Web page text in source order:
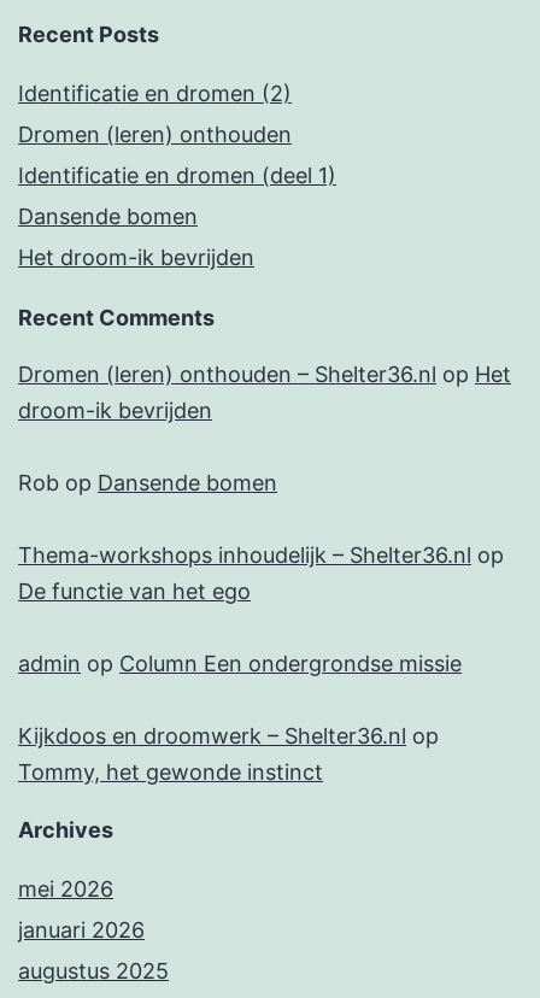
Recent Posts
Identificatie en dromen (2)
Dromen (leren) onthouden
Identificatie en dromen (deel 1)
Dansende bomen
Het droom-ik bevrijden
Recent Comments
Dromen (leren) onthouden – Shelter36.nl op Het
droom-ik bevrijden
Rob op Dansende bomen
Thema-workshops inhoudelijk – Shelter36.nl op
De functie van het ego
admin op Column Een ondergrondse missie
Kijkdoos en droomwerk – Shelter36.nl op
Tommy, het gewonde instinct
Archives
mei 2026
januari 2026
augustus 2025